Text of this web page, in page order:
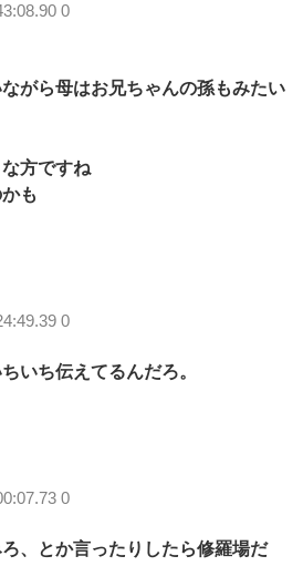
0
がら母はお兄ちゃんの孫もみたい
方ですね
も
0
いち伝えてるんだろ。
0
、とか言ったりしたら修羅場だ